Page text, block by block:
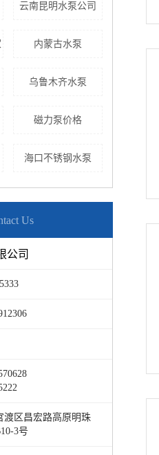
云南昆明水泵公司
内蒙古水泵
乌鲁木齐水泵
磁力泵价格
海口不锈钢水泵
Us
公司
渡区昌宏路高原明珠
3号